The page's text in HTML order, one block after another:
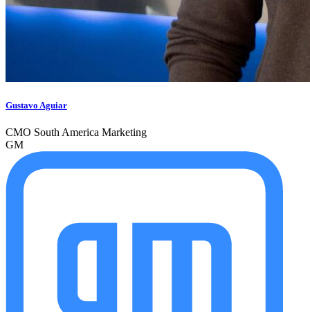
Gustavo Aguiar
CMO South America Marketing
GM